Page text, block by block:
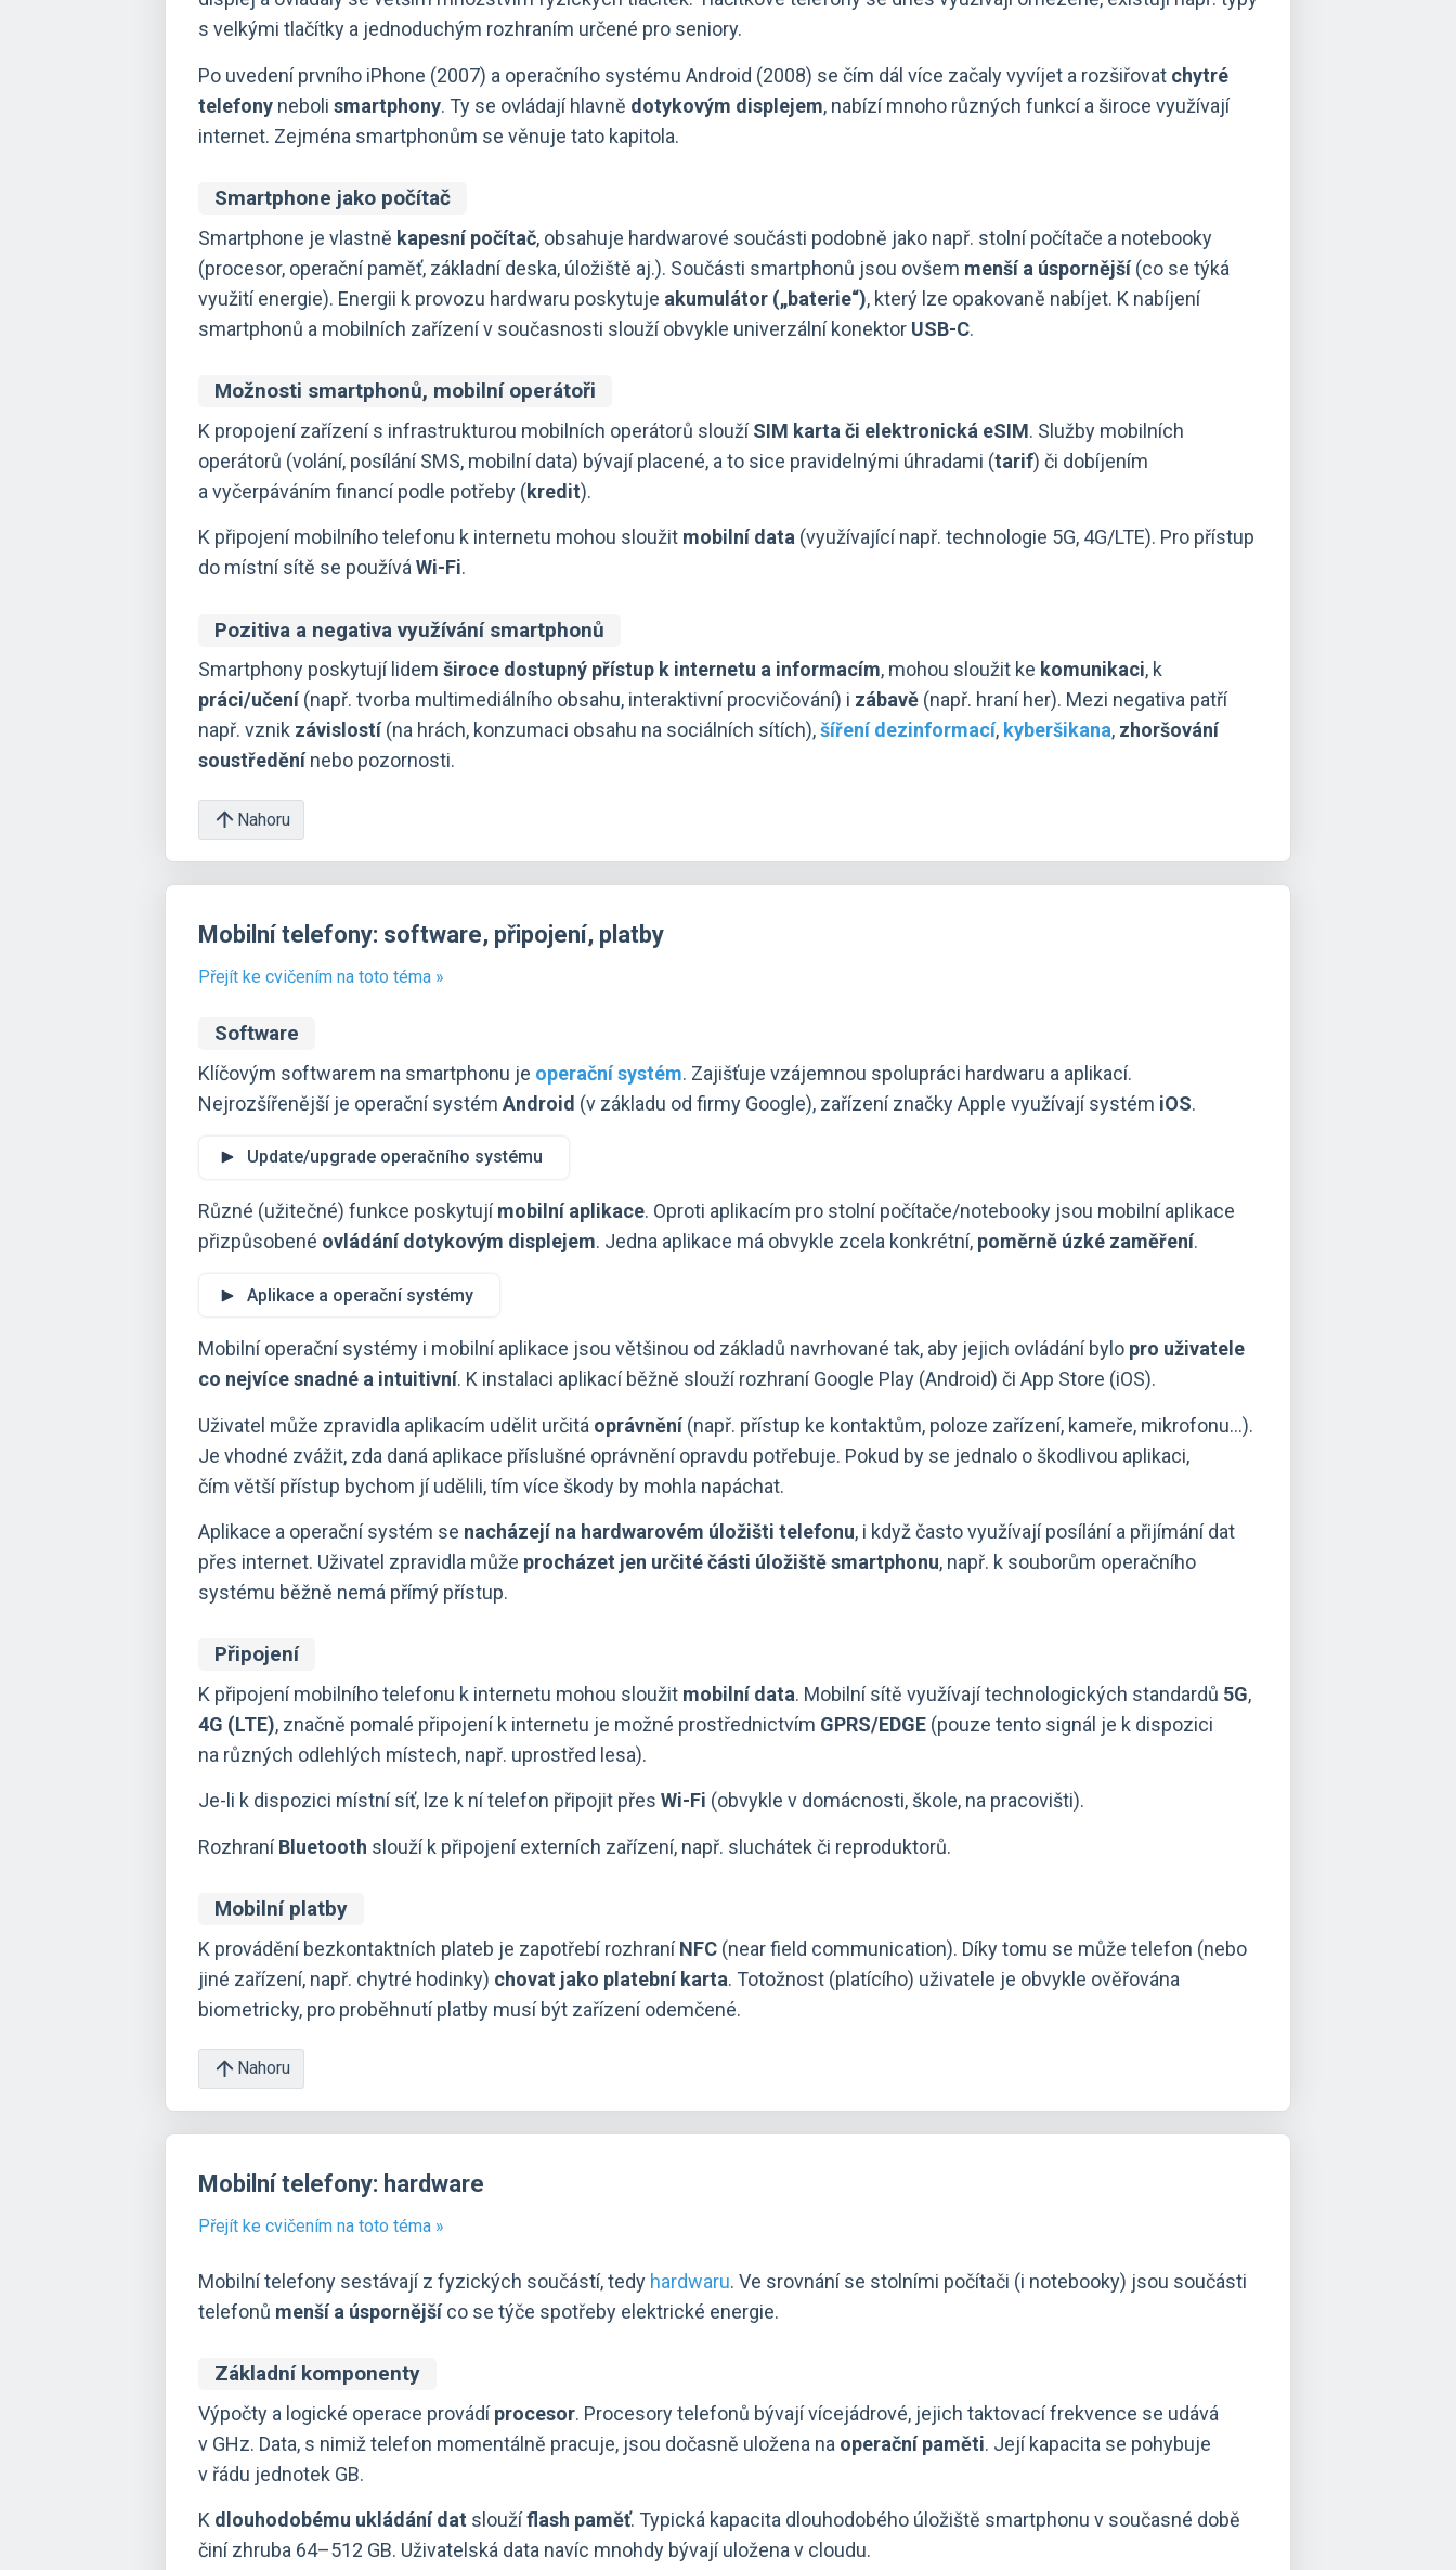
s velkými tlačítky a jednoduchým rozhraním určené pro seniory.
Po uvedení prvního iPhone (2007) a operačního systému Android (2008) se čím dál více začaly vyvíjet a rozšiřovat chytré
telefony neboli smartphony. Ty se ovládají hlavně dotykovým displejem, nabízí mnoho různých funkcí a široce využívají
internet. Zejména smartphonům se věnuje tato kapitola.
Smartphone jako počítač
Smartphone je vlastně kapesní počítač, obsahuje hardwarové součásti podobně jako např. stolní počítače a notebooky
(procesor, operační paměť, základní deska, úložiště aj.). Součásti smartphonů jsou ovšem menší a úspornější(co se týká
využití energie). Energii k provozu hardwaru poskytuje akumulátor („baterie“), který lze opakovaně nabíjet. K nabíjení
smartphonů a mobilních zařízení v současnosti slouží obvykle univerzální konektor USB-C.
Možnosti smartphonů, mobilní operátoři
K propojení zařízení s infrastrukturou mobilních operátorů sloužíSIM karta či elektronická eSIM. Služby mobilních
operátorů (volání, posílání SMS, mobilní data) bývají placené, a to sice pravidelnými úhradami (tarif) či dobíjením
a vyčerpáváním financí podle potřeby (kredit).
K připojení mobilního telefonu k internetu mohou sloužit mobilní data (využívající např. technologie 5G, 4G/LTE). Pro přístup
do místní sítě se používáWi-Fi.
Pozitiva a negativa využívání smartphonů
Smartphony poskytují lidem široce dostupný přístup k internetu a informacím, mohou sloužit ke komunikaci, k
práci/učení(např. tvorba multimediálního obsahu, interaktivní procvičování) i zábavě (např. hraní her). Mezi negativa patří
např. vznik závislostí(na hrách, konzumaci obsahu na sociálních sítích),šíření dezinformací, kyberšikana, zhoršování
soustředěnínebo pozornosti.
Nahoru
Mobilní telefony: software, připojení, platby
Přejít ke cvičením na toto téma »
Software
Klíčovým softwarem na smartphonu je operační systém. Zajišťuje vzájemnou spolupráci hardwaru a aplikací.
Nejrozšířenější je operační systém Android (v základu od firmy Google), zařízení značky Apple využívají systém iOS.
Update/upgrade operačního systému
Různé (užitečné) funkce poskytujímobilní aplikace. Oproti aplikacím pro stolní počítače/notebooky jsou mobilní aplikace
přizpůsobené ovládání dotykovým displejem. Jedna aplikace má obvykle zcela konkrétní, poměrně úzké zaměření.
Aplikace a operační systémy
Mobilní operační systémy i mobilní aplikace jsou většinou od základů navrhované tak, aby jejich ovládání bylo pro uživatele
co nejvíce snadné a intuitivní. K instalaci aplikací běžně slouží rozhraní Google Play (Android) či App Store (iOS).
Uživatel může zpravidla aplikacím udělit určitá oprávnění(např. přístup ke kontaktům, poloze zařízení, kameře, mikrofonu…).
Je vhodné zvážit, zda daná aplikace příslušné oprávnění opravdu potřebuje. Pokud by se jednalo o škodlivou aplikaci,
čím větší přístup bychom jí udělili, tím více škody by mohla napáchat.
Aplikace a operační systém se nacházejí na hardwarovém úložišti telefonu, i když často využívají posílání a přijímání dat
přes internet. Uživatel zpravidla může procházet jen určité části úložiště smartphonu, např. k souborům operačního
systému běžně nemá přímý přístup.
Připojení
K připojení mobilního telefonu k internetu mohou sloužit mobilní data. Mobilní sítě využívají technologických standardů 5G,
4G (LTE), značně pomalé připojení k internetu je možné prostřednictvím GPRS/EDGE (pouze tento signál je k dispozici
na různých odlehlých místech, např. uprostřed lesa).
Je-li k dispozici místní síť, lze k ní telefon připojit přes Wi-Fi (obvykle v domácnosti, škole, na pracovišti).
RozhraníBluetooth slouží k připojení externích zařízení, např. sluchátek či reproduktorů.
Mobilní platby
K provádění bezkontaktních plateb je zapotřebí rozhraníNFC (near field communication). Díky tomu se může telefon (nebo
jiné zařízení, např. chytré hodinky) chovat jako platební karta. Totožnost (platícího) uživatele je obvykle ověřována
biometricky, pro proběhnutí platby musí být zařízení odemčené.
Nahoru
Mobilní telefony: hardware
Přejít ke cvičením na toto téma »
Mobilní telefony sestávají z fyzických součástí, tedy hardwaru. Ve srovnání se stolními počítači (i notebooky) jsou součásti
telefonů menší a úspornějšíco se týče spotřeby elektrické energie.
Základní komponenty
Výpočty a logické operace provádíprocesor. Procesory telefonů bývají vícejádrové, jejich taktovací frekvence se udává
v GHz. Data, s nimiž telefon momentálně pracuje, jsou dočasně uložena na operační paměti. Její kapacita se pohybuje
v řádu jednotek GB.
K dlouhodobému ukládání dat sloužíflash paměť. Typická kapacita dlouhodobého úložiště smartphonu v současné době
činí zhruba 64–512 GB. Uživatelská data navíc mnohdy bývají uložena v cloudu.